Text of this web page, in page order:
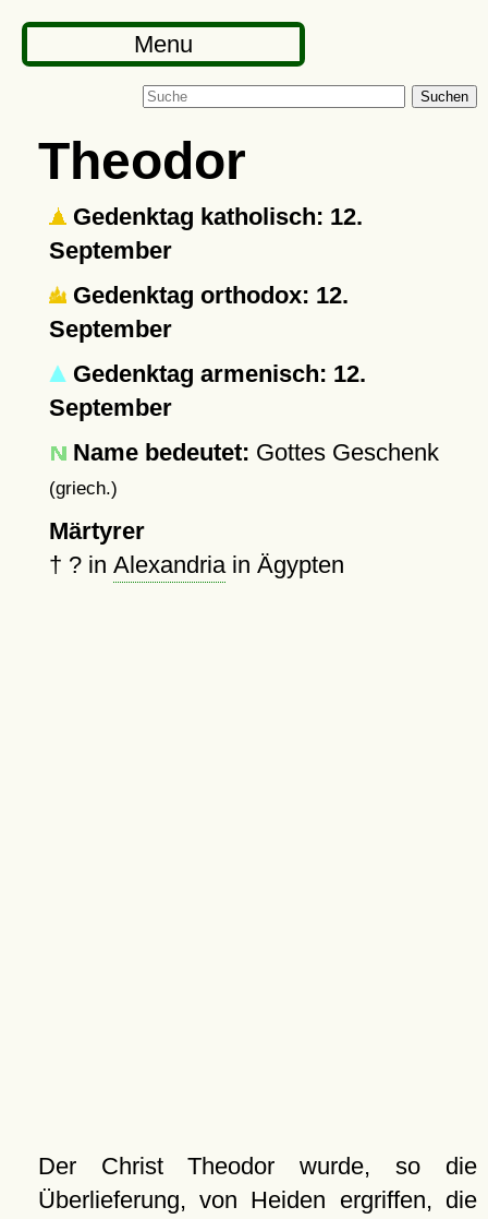
Menu
Suchen
Theodor
Gedenktag katholisch: 12.
September
Gedenktag orthodox: 12.
September
Gedenktag armenisch: 12.
September
Name bedeutet: Gottes Geschenk
(griech.)
Märtyrer
† ?in Alexandriain Ägypten
Der Christ Theodor wurde, so die
Überlieferung, von Heiden ergriffen, die